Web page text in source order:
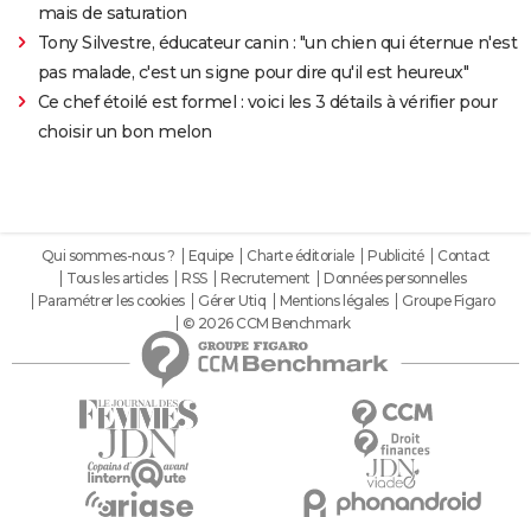
mais de saturation
Tony Silvestre, éducateur canin : "un chien qui éternue n'est
pas malade, c'est un signe pour dire qu'il est heureux"
Ce chef étoilé est formel : voici les 3 détails à vérifier pour
choisir un bon melon
Qui sommes-nous ? Equipe Charte éditoriale Publicité
Contact
Tous les articles
RSS Recrutement
Données personnelles
Paramétrer les cookies
Gérer Utiq Mentions légales
Groupe Figaro
© 2026 CCM Benchmark